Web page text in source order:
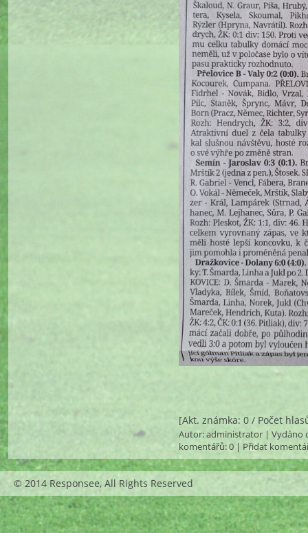
[Akt. známka: 0 / Počet
Autor:administrator| Vydáno
komentářů: 0 | Přidat
© 2014 Responsee, All Rights Reserved